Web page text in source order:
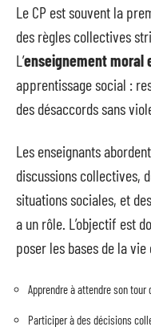
Le CP est souvent la
des règles collectives
L’enseignement moral
apprentissage social :
des désaccords sans
Les enseignants
discussions collectives,
situations sociales, et
a un rôle. L’objectif est
poser les bases de la vie
Apprendre à attendre son
Participer à des décisions